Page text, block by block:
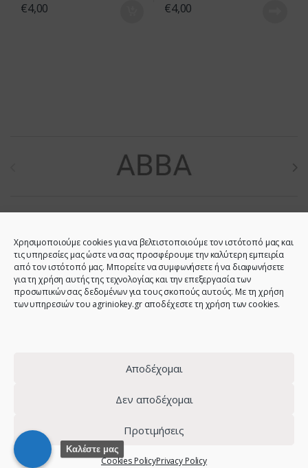
Χρησιμοποιούμε cookies για να βελτιστοποιούμε τον ιστότοπό μας και
τις υπηρεσίες μας ώστε να σας προσφέρουμε την καλύτερη εμπειρία
από τον ιστότοπό μας. Μπορείτε να συμφωνήσετε ή να διαφωνήσετε
για τη χρήση αυτής της τεχνολογίας και την επεξεργασία των
προσωπικών σας δεδομένων για τους σκοπούς αυτούς. Με τη χρήση
των υπηρεσιών του agriniokey.gr αποδέχεστε τη χρήση των cookies.
Αποδέχομαι
Δεν αποδέχομαι
Προτιμήσεις
Cookies PolicyPrivacy Policy
€4,00 €4,00
Do you have any question?
2641023001 -
6980907808
© 2021 - Agrinio Key - All Rights Reserved | Web design:
forge.com
Καλέστε μας